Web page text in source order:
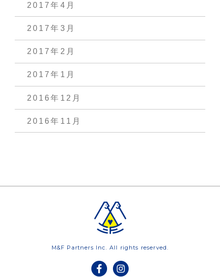
2017年4月
2017年3月
2017年2月
2017年1月
2016年12月
2016年11月
M&F Partners Inc. All rights reserved.